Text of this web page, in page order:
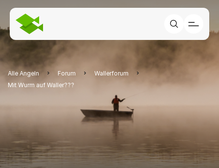
Alle Angeln Forum
Wallerforum
Mit Wurm auf Waller???